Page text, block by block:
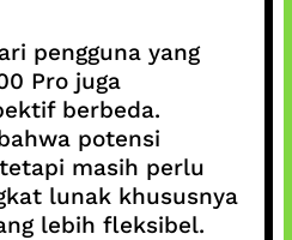
pengguna yang
Pro juga
berbeda.
potensi
masih perlu
lunak khususnya
lebih fleksibel.